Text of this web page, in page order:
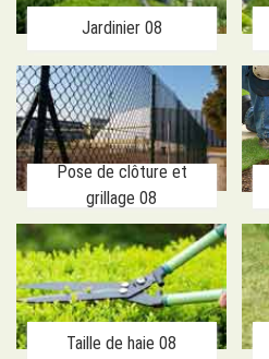
Jardinier 08
Pose de clôture et
grillage 08
Taille de haie 08